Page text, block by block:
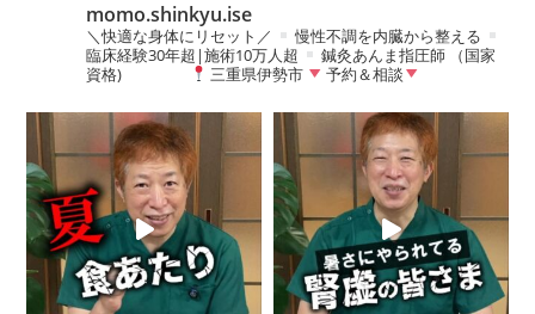
momo.shinkyu.ise
＼快適な身体にリセット／
慢性不調を内臓から整える
臨床経験30年超|施術10万人超
鍼灸あんま指圧師 （国家
資格)
三重県伊勢市 予約＆相談